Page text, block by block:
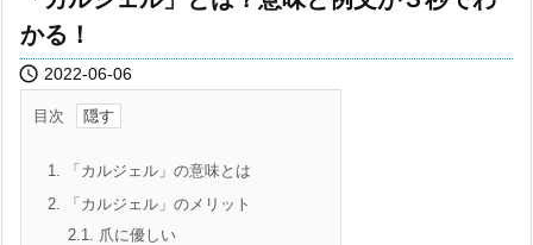
かる！
 2022-06-06
目次
1. 「カルジェル」の意味とは
2. 「カルジェル」のメリット
2.1. 爪に優しい